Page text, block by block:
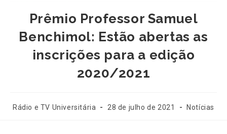
Prêmio Professor Samuel
Benchimol: Estão abertas as
inscrições para a edição
2020/2021
Rádio e TV Universitária 28 de julho de 2021 Notícias